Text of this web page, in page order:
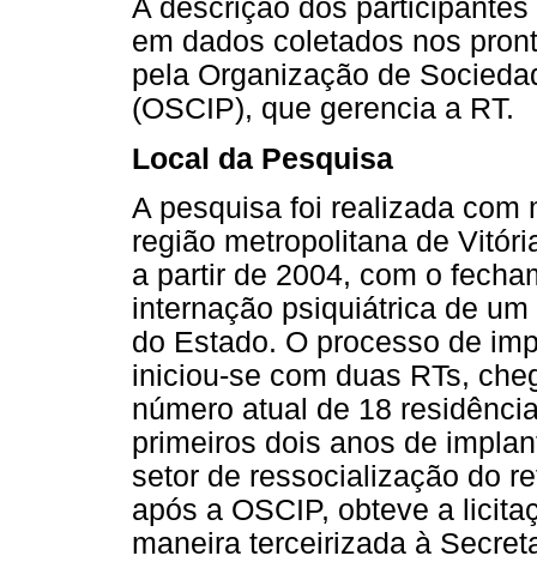
A descrição dos
em dados coletados nos
pela Organização de
(OSCIP), que gerencia a RT.
Local da Pesquisa
A pesquisa foi realizada com
região metropolitana de
a partir de 2004, com o
internação psiquiátrica de
do Estado. O processo de
iniciou-se com duas RTs,
número atual de 18
primeiros dois anos de
setor de ressocialização do
após a OSCIP, obteve a
maneira terceirizada à